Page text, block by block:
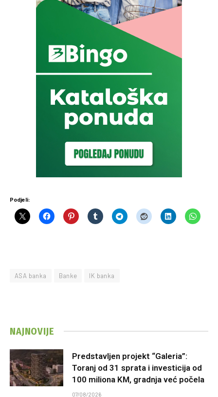
Podjeli:
ASA banka Banke IK banka
NAJNOVIJE
Predstavljen projekt “Galeria”:
Toranj od 31 sprata i investicija od
100 miliona KM, gradnja već počela
07/08/2026